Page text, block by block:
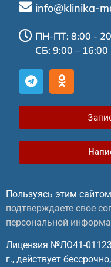
info@klinika-
ПН-ПТ: 8:00 -
СБ: 9:00 – 16:00
Пользуясь этим
подтверждаете свое
персональной
Лицензия №ЛО41-
г., действует